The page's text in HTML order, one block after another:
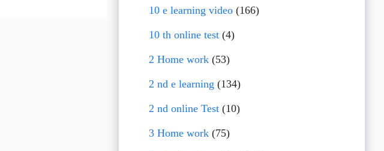
10 e learning video(166)
10 th online test(4)
2 Home work(53)
2 nd e learning (134)
2 nd online Test(10)
3 Home work(75)